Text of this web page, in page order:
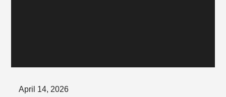
Posted
April 14, 2026